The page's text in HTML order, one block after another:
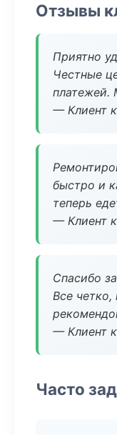
Отзывы
Приятно
Честные
платежей.
— Клиент
быстро и
теперь
— Клиент
Спасибо
Все четко,
— Клиент
Часто